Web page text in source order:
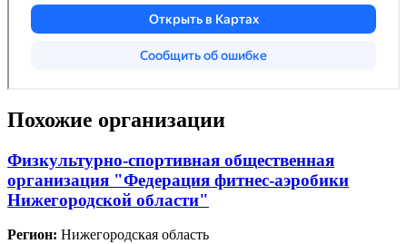
Похожие организации
Физкультурно-спортивная общественная
организация "Федерация фитнес-аэробики
Нижегородской области"
Регион: Нижегородская область